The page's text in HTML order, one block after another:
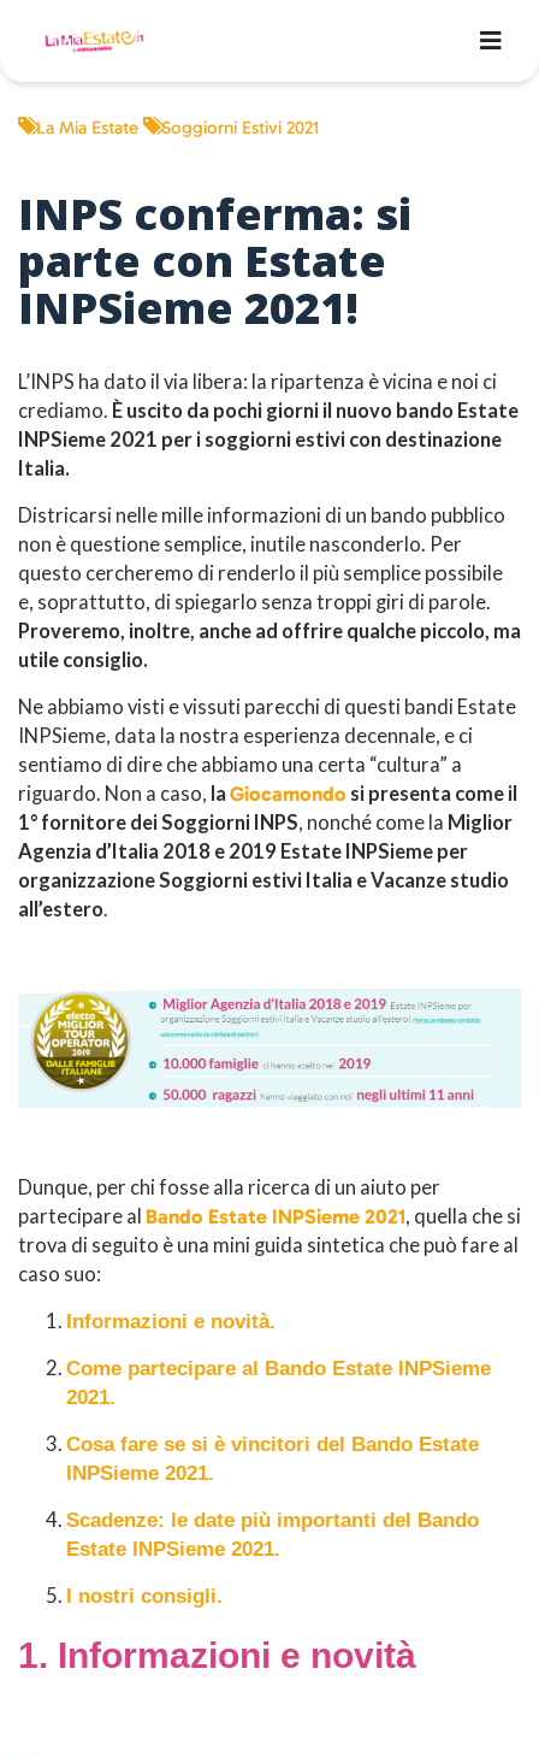
La Mia Estate Soggiorni Estivi 2021
INPS conferma: si
parte con Estate
INPSieme 2021!
L’INPS ha dato il via libera: la ripartenza è vicina e noi ci
crediamo. È uscito da pochi giorni il nuovo bando Estate
INPSieme 2021 per i soggiorni estivi con destinazione
Italia.
Districarsi nelle mille informazioni di un bando pubblico
non è questione semplice, inutile nasconderlo. Per
questo cercheremo di renderlo il più semplice possibile
e, soprattutto, di spiegarlo senza troppi giri di parole.
Proveremo, inoltre, anche ad offrire qualche piccolo, ma
utile consiglio.
Ne abbiamo visti e vissuti parecchi di questi bandi Estate
INPSieme, data la nostra esperienza decennale, e ci
sentiamo di dire che abbiamo una certa “cultura” a
riguardo. Non a caso, la Giocamondo si presenta come il
1° fornitore dei Soggiorni INPS, nonché come la Miglior
Agenzia d’Italia 2018 e 2019 Estate INPSieme per
organizzazione Soggiorni estivi Italia e Vacanze studio
all’estero.
Dunque, per chi fosse alla ricerca di un aiuto per
partecipare al Bando Estate INPSieme 2021, quella che si
trova di seguito è una mini guida sintetica che può fare al
caso suo:
Informazioni e novità.
Come partecipare al Bando Estate INPSieme
2021.
Cosa fare se si è vincitori del Bando Estate
INPSieme 2021.
Scadenze: le date più importanti del Bando
Estate INPSieme 2021.
I nostri consigli.
1. Informazioni e novità